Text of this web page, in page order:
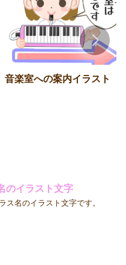
音楽室への案内イラスト
のイラスト文字
ス名のイラスト文字です。